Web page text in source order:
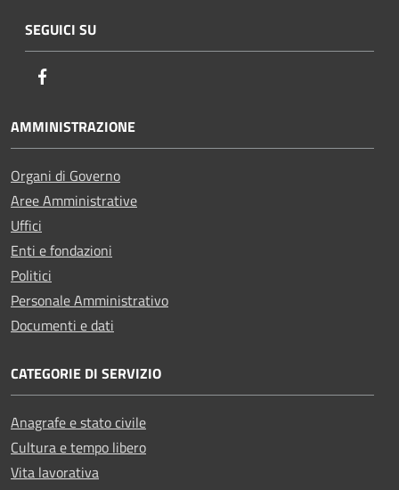
SEGUICI SU
AMMINISTRAZIONE
Organi di Governo
Aree Amministrative
Uffici
Enti e fondazioni
Politici
Personale Amministrativo
Documenti e dati
CATEGORIE DI SERVIZIO
Anagrafe e stato civile
Cultura e tempo libero
Vita lavorativa